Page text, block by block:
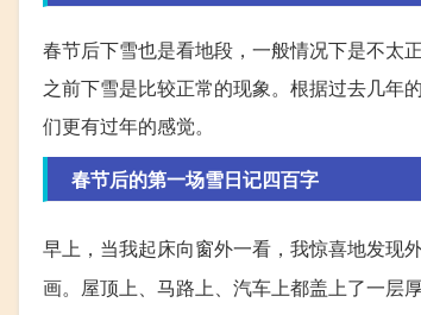
春节后下雪也是看地段，一般情况下是不太
之前下雪是比较正常的现象。根据过去几年
们更有过年的感觉。
春节后的第一场雪日记四百字
早上，当我起床向窗外一看，我惊喜地发现
画。屋顶上、马路上、汽车上都盖上了一层